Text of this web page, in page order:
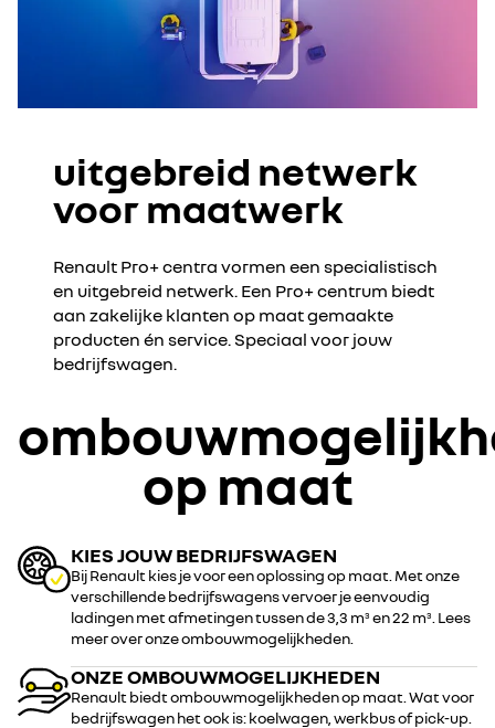
uitgebreid netwerk
voor maatwerk
Renault Pro+ centra vormen een specialistisch
en uitgebreid netwerk. Een Pro+ centrum biedt
aan zakelijke klanten op maat gemaakte
producten én service. Speciaal voor jouw
bedrijfswagen.
op maat
KIES JOUW BEDRIJFSWAGEN
Bij Renault kies je voor een oplossing op maat. Met onze
verschillende bedrijfswagens vervoer je eenvoudig
ladingen met afmetingen tussen de 3,3 m3 en 22 m3
. Lees
meer over onze ombouwmogelijkheden.
ONZE OMBOUWMOGELIJKHEDEN
Renault biedt ombouwmogelijkheden op maat. Wat voor
bedrijfswagen het ook is: koelwagen, werkbus of pick-up.